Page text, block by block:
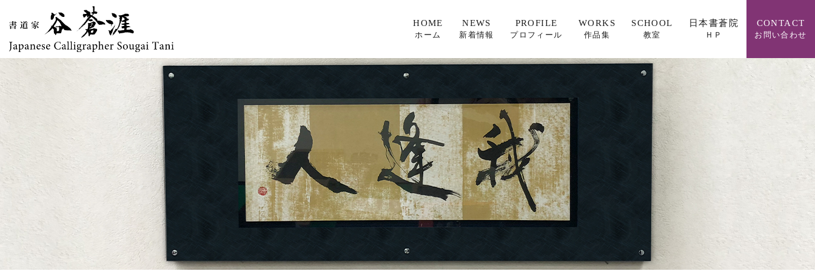
HOME
ホーム
NEWS
新着情報
PROFILE
プロフィール
WORKS
作品集
SCHOOL
教室
日本書蒼院
ＨＰ
CONTACT
お問い合わせ